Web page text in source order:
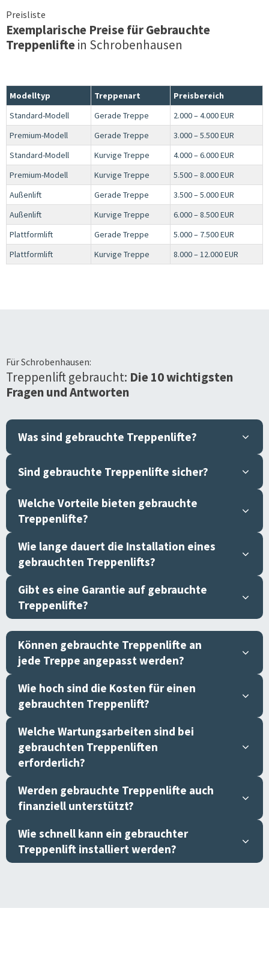
Preisliste
Exemplarische Preise für Gebrauchte
Treppenliftein Schrobenhausen
Modelltyp Treppenart
Preisbereich
Standard-Modell
Gerade Treppe
2.000 – 4.000 EUR
Premium-Modell
Gerade Treppe
3.000 – 5.500 EUR
Standard-Modell
Kurvige Treppe
4.000 – 6.000 EUR
Premium-Modell
Kurvige Treppe
5.500 – 8.000 EUR
Außenlift
Gerade Treppe
3.500 – 5.000 EUR
Außenlift
Kurvige Treppe
6.000 – 8.500 EUR
Plattformlift
Gerade Treppe
5.000 – 7.500 EUR
Plattformlift
Kurvige Treppe 8.000 – 12.000 EUR
FürSchrobenhausen:
Treppenlift gebraucht: Die 10 wichtigsten
Fragen und Antworten
Was sind gebrauchte Treppenlifte?
Sind gebrauchte Treppenlifte sicher?
Welche Vorteile bieten gebrauchte
Treppenlifte?
Wie lange dauert die Installation eines
gebrauchten Treppenlifts?
Gibt es eine Garantie auf gebrauchte
Treppenlifte?
Können gebrauchte Treppenlifte an
jede Treppe angepasst werden?
Wie hoch sind die Kosten für einen
gebrauchten Treppenlift?
Welche Wartungsarbeiten sind bei
gebrauchten Treppenliften
erforderlich?
Werden gebrauchte Treppenlifte auch
finanziell unterstützt?
Wie schnell kann ein gebrauchter
Treppenlift installiert werden?